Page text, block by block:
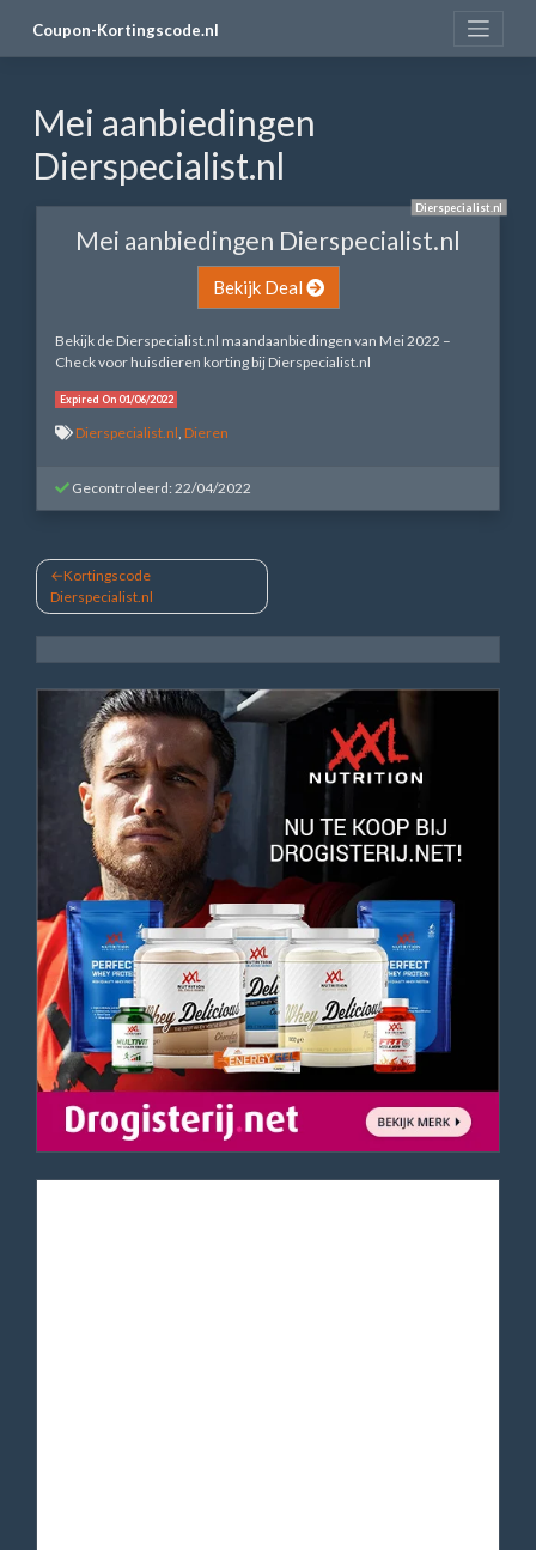
Coupon-Kortingscode.nl
Mei aanbiedingen
Dierspecialist.nl
Dierspecialist.nl
Mei aanbiedingen Dierspecialist.nl
Bekijk Deal
Bekijk de Dierspecialist.nl maandaanbiedingen van Mei 2022 –
Check voor huisdieren korting bij Dierspecialist.nl
Expired On 01/06/2022
Dierspecialist.nl Dieren
Gecontroleerd: 22/04/2022
Bericht
navigatie
Kortingscode
Dierspecialist.nl